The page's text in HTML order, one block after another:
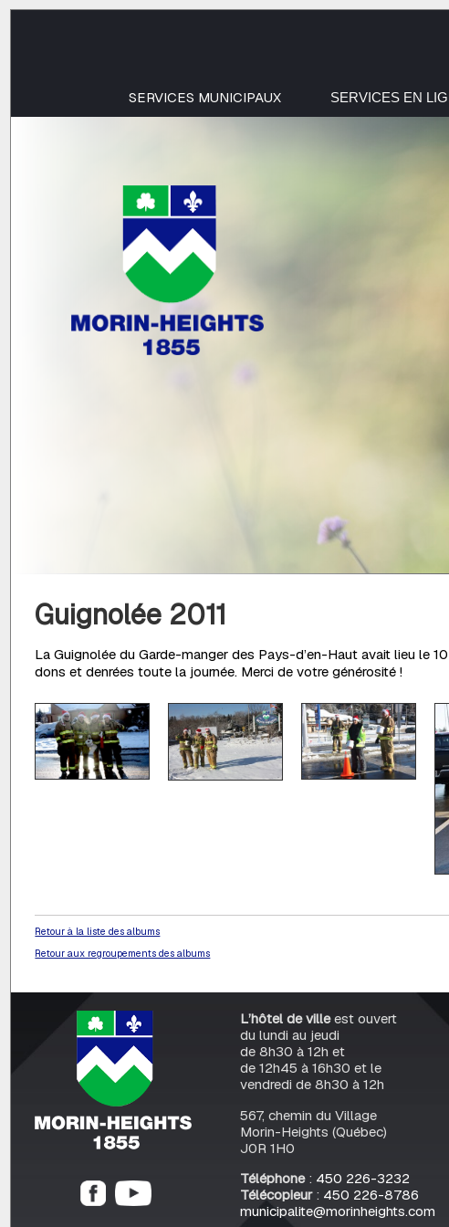
SERVICES MUNICIPAUX SERVICES EN
Guignolée 2011
La Guignolée du Garde-manger des Pays-d’en-Haut avait lieu le
dons et denrées toute la journée. Merci de votre générosité !
Retour à la liste des albums
Retour aux regroupements des albums
L’hôtel de villeest ouvert
du lundi au jeudi
de 8h30 à 12h et
de 12h45 à 16h30 et le
vendredi de 8h30 à 12h
567, chemin du Village
Morin-Heights (Québec)
J0R 1H0
Téléphone: 450 226-3232
Télécopieur: 450 226-8786
municipalite@morinheights.com